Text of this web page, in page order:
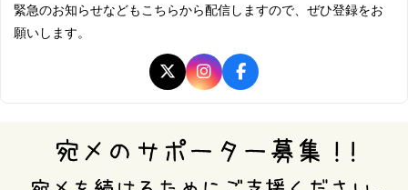
緊急のお知らせなどもこちらから配信しますので、ぜひ登録をお
願いします。